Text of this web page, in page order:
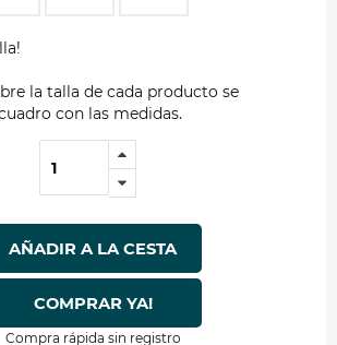
la talla de cada producto se
con las medidas.
AÑADIR A LA CESTA
COMPRAR YA!
Compra rápida sin registro